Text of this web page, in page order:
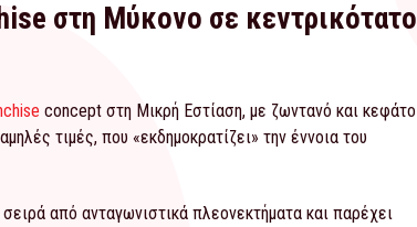
στη Μύκονο σε κεντρικότατο
concept στη Μικρή Εστίαση, με ζωντανό και κεφάτο
τιμές, που «εκδημοκρατίζει» την έννοια του
από ανταγωνιστικά πλεονεκτήματα και παρέχει